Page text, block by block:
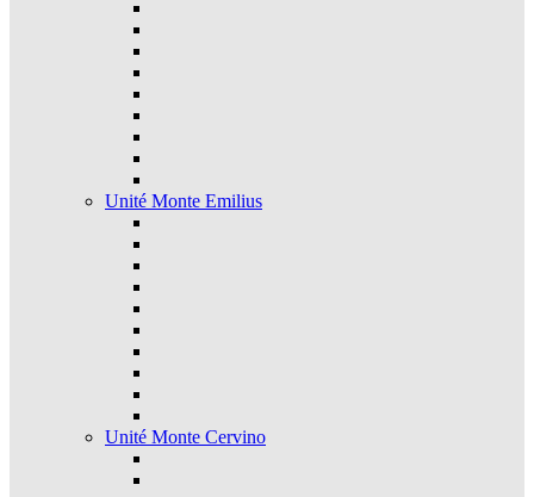
Unité Monte Emilius
Unité Monte Cervino